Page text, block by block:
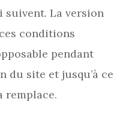
suivent. La version
conditions
pendant
du site et jusqu’à ce
remplace.